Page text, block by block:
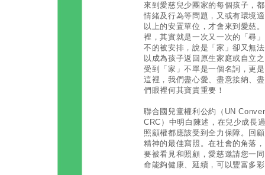
來到愛慈兒少團家的每個孩子，
情緒及行為等問題，又或有環境
以上的安置單位，才會來到愛慈
裡，其實就是一次又一次的「尋
不的被安排，說是「家」卻又無
以成為孩子返回原生家庭或自立
受到「家」不單是一個名詞，更
這裡，我們盡心愛、盡意接納、
們眼裡何其寶貴重要！
聯合國兒童權利公約（UN
CRC）中明白陳述，在兒少成長
照顧權都應該受到全力保障。回
精神的最佳寫照。在社會的角落
要被看見和照顧，愛慈邀請您一
命能夠健康、延續，可以豐富多